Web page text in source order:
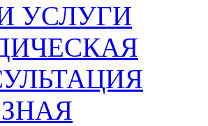
УСЛУГИ